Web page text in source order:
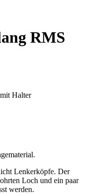
RMS
Halter
Lenkerköpfe. Der
Loch und ein paar
werden.